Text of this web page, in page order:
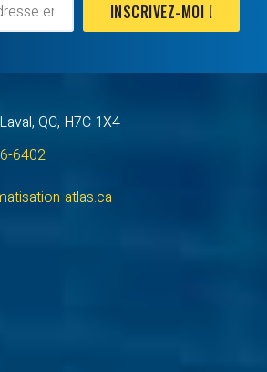
INSCRIVEZ-MOI !
QC, H7C 1X4
6402
atlas.ca